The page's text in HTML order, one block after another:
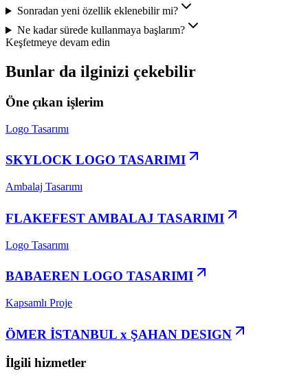
Sonradan yeni özellik eklenebilir mi?
Ne kadar sürede kullanmaya başlarım?
Keşfetmeye devam edin
Bunlar da ilginizi çekebilir
Öne çıkan işlerim
Logo Tasarımı
SKYLOCK LOGO TASARIMI
Ambalaj Tasarımı
FLAKEFEST AMBALAJ TASARIMI
Logo Tasarımı
BABAEREN LOGO TASARIMI
Kapsamlı Proje
ÖMER İSTANBUL x ŞAHAN DESIGN
İlgili hizmetler